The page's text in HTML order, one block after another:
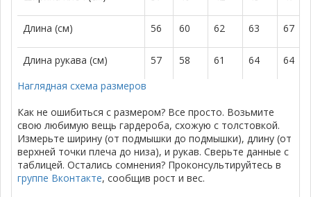
Длина (см) 56 60 62 63 67
Длина рукава (см) 57 58 61 64
64
Наглядная схема размеров
Как не ошибиться с размером? Все просто. Возьмите
свою любимую вещь гардероба, схожую с толстовкой.
Измерьте ширину (от подмышки до подмышки), длину (от
верхней точки плеча до низа), и рукав. Сверьте данные с
таблицей. Остались сомнения? Проконсультируйтесь в
группе Вконтакте, сообщив рост и вес.